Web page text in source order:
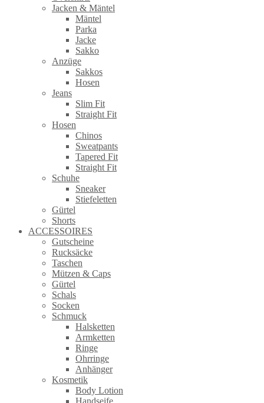
Jacken & Mäntel
Mäntel
Parka
Jacke
Sakko
Anzüge
Sakkos
Hosen
Jeans
Slim Fit
Straight Fit
Hosen
Chinos
Sweatpants
Tapered Fit
Straight Fit
Schuhe
Sneaker
Stiefeletten
Gürtel
Shorts
ACCESSOIRES
Gutscheine
Rucksäcke
Taschen
Mützen & Caps
Gürtel
Schals
Socken
Schmuck
Halsketten
Armketten
Ringe
Ohrringe
Anhänger
Kosmetik
Body Lotion
Handseife